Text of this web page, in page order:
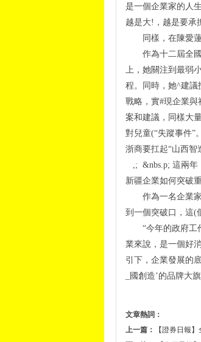
是一個企業家的人
越是大!，越是要承
同樣，在陳愛蓮
作為十二屆全國
上，她關注到最弱
程。同時，她^建議
戰略，實#現企業
案和建議，同樣大
對兒童(“失蹤事件”。
浙商要扛起“山西智
,; &nbs.p; 這兩年
新疆企業如何突破
作為一名企業家
到一個突破口，這(
“今年的政府工作
業來說，是一個好
引下，企業發展的
_國創造’的品牌大
文章熱詞：
上一篇：
【證券日報